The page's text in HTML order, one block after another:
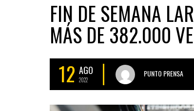
FIN DE SEMANA
MÁS DE 382.000
12 AGO
2022
PUNTO PRENSA